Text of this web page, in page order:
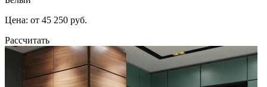
Цена: от 45 250 руб.
Рассчитать